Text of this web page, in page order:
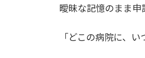
曖昧な記憶のまま申
「どこの病院に、